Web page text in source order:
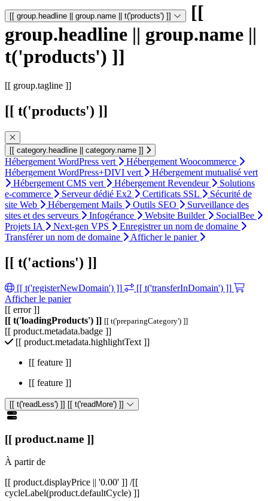
[[ group.headline || group.name || t('products') ]]
[[
group.headline || group.name ||
t('products') ]]
[[ group.tagline ]]
[[ t('products') ]]
[[ category.headline || category.name ]]
Hébergement WordPress vert
Hébergement Woocommerce
Hébergement WordPress+DIVI vert
Hébergement mutualisé vert
Hébergement CMS vert
Hébergement Revendeur
Solutions
e-commerce
Serveur dédié Ex2 Certificats SSL
Sécurité de
site Web
Hébergement Mails Outils SEO
Surveillance des
sites et des serveurs
Infogérance Website Builder
SocialBee
Projets IA
Next-gen VPS
Enregistrer un nom de domaine
Transférer un nom de domaine
Afficher le panier
[[ t('actions') ]]
[[ t('registerNewDomain') ]]
[[ t('transferInDomain') ]]
Afficher le panier
[[ error ]]
[[ t('loadingProducts') ]] [[ t('preparingCategory') ]]
[[ product.metadata.badge ]]
[[ product.metadata.highlightText ]]
[[ feature ]]
[[ feature ]]
[[ t('readLess') ]] [[ t('readMore') ]]
[[ product.name ]]
À partir de
[[ product.displayPrice || '0.00' ]] /[[
cycleLabel(product.defaultCycle) ]]